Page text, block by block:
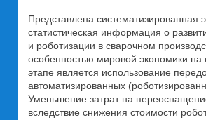
Представлена систематизированная
статистическая информация о
и роботизации в сварочном
особенностью мировой экономики
этапе является использование
автоматизированных
Уменьшение затрат на
вследствие снижения стоимости